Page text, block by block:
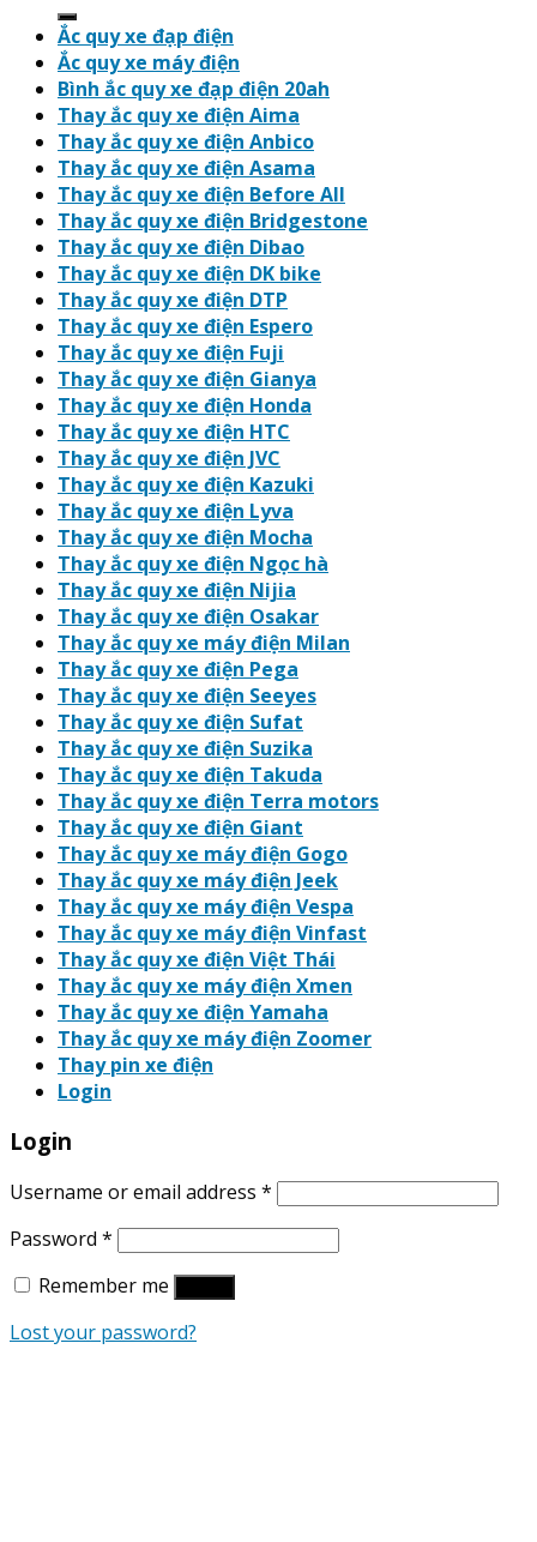
for:
Ắc quy xe đạp điện
Ắc quy xe máy điện
Bình ắc quy xe đạp điện 20ah
Thay ắc quy xe điện Aima
Thay ắc quy xe điện Anbico
Thay ắc quy xe điện Asama
Thay ắc quy xe điện Before All
Thay ắc quy xe điện Bridgestone
Thay ắc quy xe điện Dibao
Thay ắc quy xe điện DK bike
Thay ắc quy xe điện DTP
Thay ắc quy xe điện Espero
Thay ắc quy xe điện Fuji
Thay ắc quy xe điện Gianya
Thay ắc quy xe điện Honda
Thay ắc quy xe điện HTC
Thay ắc quy xe điện JVC
Thay ắc quy xe điện Kazuki
Thay ắc quy xe điện Lyva
Thay ắc quy xe điện Mocha
Thay ắc quy xe điện Ngọc hà
Thay ắc quy xe điện Nijia
Thay ắc quy xe điện Osakar
Thay ắc quy xe máy điện Milan
Thay ắc quy xe điện Pega
Thay ắc quy xe điện Seeyes
Thay ắc quy xe điện Sufat
Thay ắc quy xe điện Suzika
Thay ắc quy xe điện Takuda
Thay ắc quy xe điện Terra motors
Thay ắc quy xe điện Giant
Thay ắc quy xe máy điện Gogo
Thay ắc quy xe máy điện Jeek
Thay ắc quy xe máy điện Vespa
Thay ắc quy xe máy điện Vinfast
Thay ắc quy xe điện Việt Thái
Thay ắc quy xe máy điện Xmen
Thay ắc quy xe điện Yamaha
Thay ắc quy xe máy điện Zoomer
Thay pin xe điện
Login
Login
Username or email address *
Password *
Remember me
Lost your password?